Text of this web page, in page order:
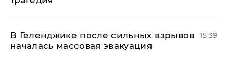
В Геленджике после сильных взрывов
началась массовая эвакуация
15:39